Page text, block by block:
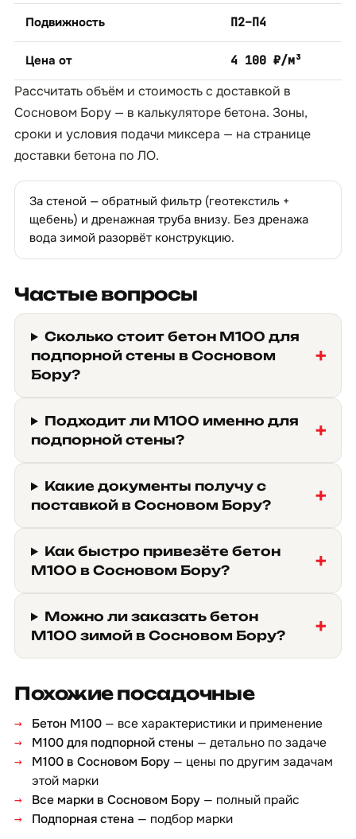
Подвижность П2–П4
Цена от 4 100 ₽/м³
Рассчитать объём и стоимость с доставкой в
Сосновом Бору — в калькуляторе бетона. Зоны,
сроки и условия подачи миксера — на странице
доставки бетона по ЛО.
За стеной — обратный фильтр (геотекстиль +
щебень) и дренажная труба внизу. Без дренажа
вода зимой разорвёт конструкцию.
Частые вопросы
Сколько стоит бетон М100 для
подпорной стены в Сосновом
Бору?
Подходит ли М100 именно для
подпорной стены?
Какие документы получу с
поставкой в Сосновом Бору?
Как быстро привезёте бетон
М100 в Сосновом Бору?
Можно ли заказать бетон
М100 зимой в Сосновом Бору?
Похожие посадочные
Бетон М100 — все характеристики и применение
М100 для подпорной стены — детально по задаче
М100 в Сосновом Бору — цены по другим задачам
этой марки
Все марки в Сосновом Бору — полный прайс
Подпорная стена — подбор марки